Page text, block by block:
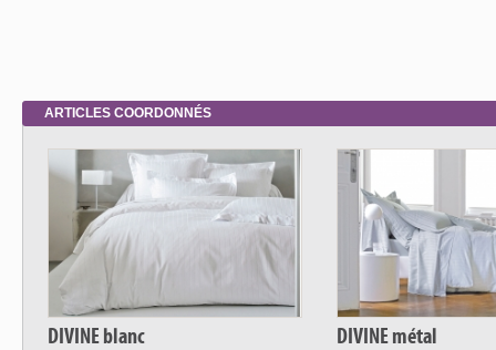
ARTICLES COORDONNÉS
DIVINE blanc DIVINE métal